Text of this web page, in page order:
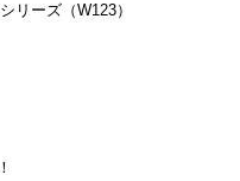
ーズ（W123）